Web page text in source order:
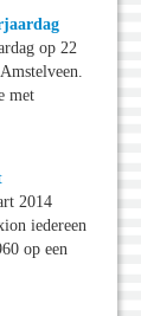
op 22
met
2014
iedereen
op een